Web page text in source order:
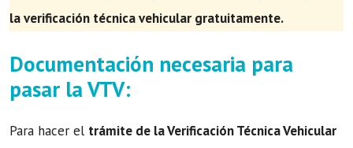
la verificación técnica vehicular gratuitamente.
Documentación necesaria para
pasar la VTV:
Para hacer el trámite de la Verificación Técnica Vehicular